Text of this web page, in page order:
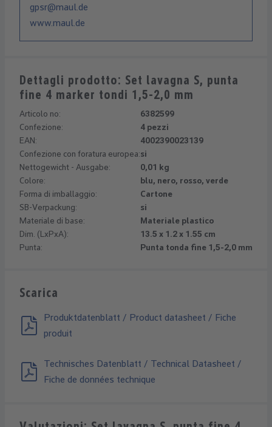
gpsr@maul.de
www.maul.de
Dettagli prodotto: Set lavagna S, punta
fine 4 marker tondi 1,5-2,0 mm
Articolo no:
6382599
Confezione:
4 pezzi
EAN:
4002390023139
Confezione con foratura europea:si
Nettogewicht - Ausgabe:
0,01 kg
Colore:
blu, nero, rosso, verde
Forma di imballaggio:
Cartone
SB-Verpackung:
si
Materiale di base:
Materiale plastico
Dim. (LxPxA):
13.5 x 1.2 x 1.55 cm
Punta:
Punta tonda fine 1,5-2,0 mm
Scarica
Produktdatenblatt / Product datasheet / Fiche
produit
Technisches Datenblatt / Technical Datasheet /
Fiche de données technique